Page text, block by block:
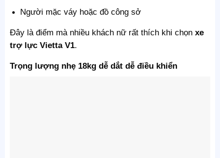
Người mặc váy hoặc đồ công sở
Đây là điểm mà nhiều khách nữ rất thích khi chọn xe
trợ lực Vietta V1.
Trọng lượng nhẹ 18kg dễ dắt dễ điều khiển